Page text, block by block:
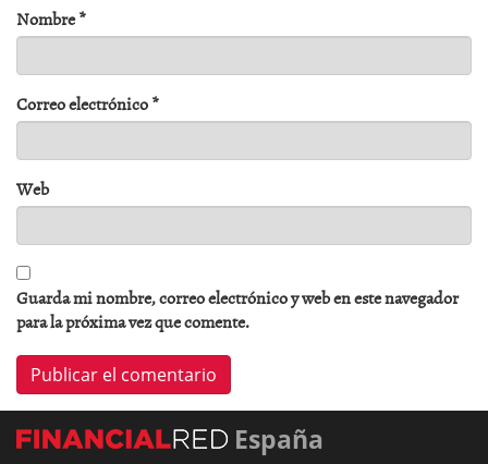
Nombre*
Correo electrónico*
Web
Guarda mi nombre, correo electrónico y web en este navegador
para la próxima vez que comente.
España